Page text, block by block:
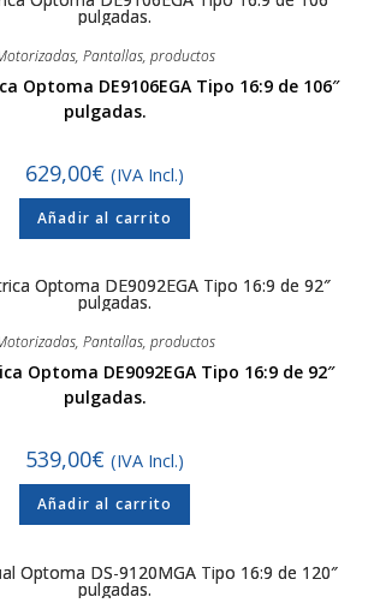
, Pantallas, productos
Optoma DE9106EGA Tipo 16:9 de 106″
pulgadas.
629,00€ (IVA Incl.)
Añadir al carrito
, Pantallas, productos
Optoma DE9092EGA Tipo 16:9 de 92″
pulgadas.
539,00€ (IVA Incl.)
Añadir al carrito